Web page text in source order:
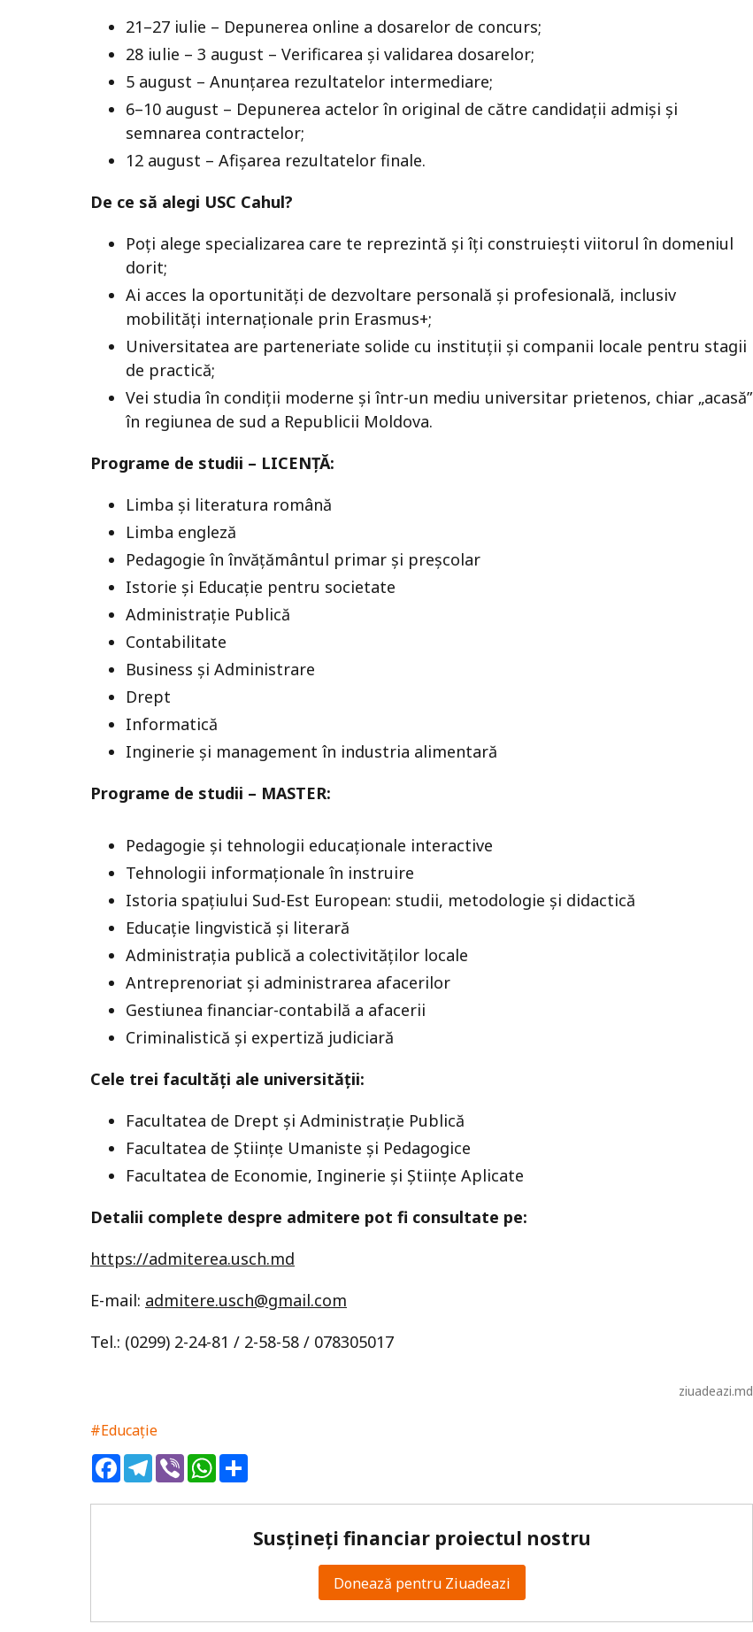
21–27 iulie – Depunerea online a dosarelor de concurs;
28 iulie – 3 august – Verificarea și validarea dosarelor;
5 august – Anunțarea rezultatelor intermediare;
6–10 august – Depunerea actelor în original de către candidații admiși și
semnarea contractelor;
12 august – Afișarea rezultatelor finale.
De ce să alegi USC Cahul?
Poți alege specializarea care te reprezintă și îți construiești viitorul în domeniul
dorit;
Ai acces la oportunități de dezvoltare personală și profesională, inclusiv
mobilități internaționale prin Erasmus+;
Universitatea are parteneriate solide cu instituții și companii locale pentru stagii
de practică;
Vei studia în condiții moderne și într-un mediu universitar prietenos, chiar „acasă”
în regiunea de sud a Republicii Moldova.
Programe de studii – LICENȚĂ:
Limba și literatura română
Limba engleză
Pedagogie în învățământul primar și preșcolar
Istorie și Educație pentru societate
Administrație Publică
Contabilitate
Business și Administrare
Drept
Informatică
Inginerie și management în industria alimentară
Programe de studii – MASTER:
Pedagogie și tehnologii educaționale interactive
Tehnologii informaționale în instruire
Istoria spațiului Sud-Est European: studii, metodologie și didactică
Educație lingvistică și literară
Administrația publică a colectivităților locale
Antreprenoriat și administrarea afacerilor
Gestiunea financiar-contabilă a afacerii
Criminalistică și expertiză judiciară
Cele trei facultăți ale universității:
Facultatea de Drept și Administrație Publică
Facultatea de Științe Umaniste și Pedagogice
Facultatea de Economie, Inginerie și Științe Aplicate
Detalii complete despre admitere pot fi consultate pe:
https://admiterea.usch.md
E-mail: admitere.usch@gmail.com
Tel.: (0299) 2-24-81 / 2-58-58 / 078305017
ziuadeazi.md
#Educație
FacebookTelegram
ViberWhatsApp
Susțineți financiar proiectul nostru
Donează pentru Ziuadeazi